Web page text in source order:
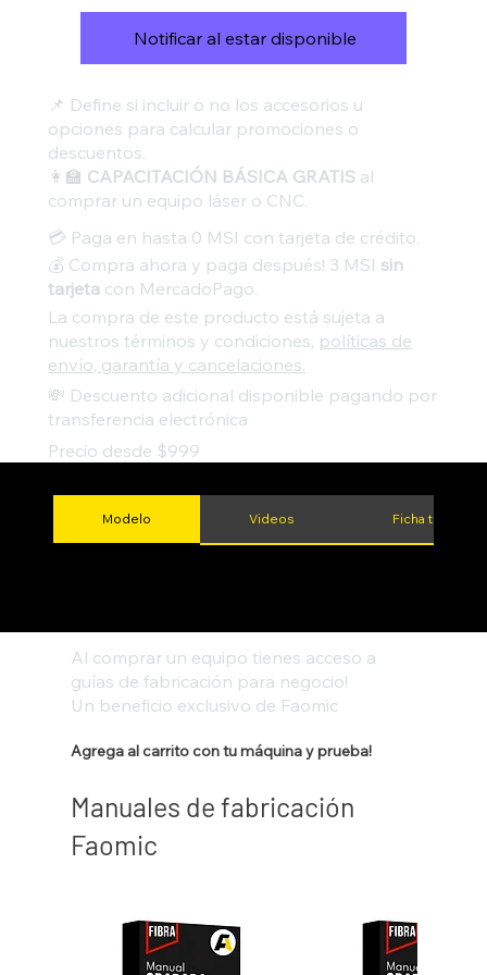
Notificar al estar disponible
📌 Define si incluir o no los accesorios u
opciones para calcular promociones o
descuentos.
👩‍🏫 CAPACITACIÓN BÁSICA GRATIS al
comprar un equipo láser o CNC.
Precio desde $999
💳 Paga en hasta 0 MSI con tarjeta de crédito.
💸 Descuento adicional disponible pagando por
transferencia electrónica
💰 Compra ahora y paga después! 3 MSI sin
tarjeta con MercadoPago.
La compra de este producto está sujeta a
nuestros términos y condiciones, políticas de
envío, garantía y cancelaciones.
Modelo Videos Ficha técnica
Al comprar un equipo tienes acceso a
guías de fabricación para negocio!
Un beneficio exclusivo de Faomic
Agrega al carrito con tu máquina y prueba!
Manuales de fabricación
Faomic